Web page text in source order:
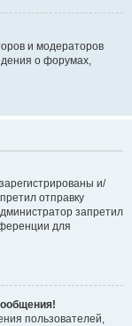
и модераторов
о форумах,
и/
отправку
запретил
для
пользователей,